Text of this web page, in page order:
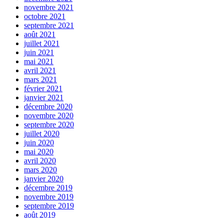
novembre 2021
octobre 2021
septembre 2021
août 2021
juillet 2021
juin 2021
mai 2021
avril 2021
mars 2021
février 2021
janvier 2021
décembre 2020
novembre 2020
septembre 2020
juillet 2020
juin 2020
mai 2020
avril 2020
mars 2020
janvier 2020
décembre 2019
novembre 2019
septembre 2019
août 2019